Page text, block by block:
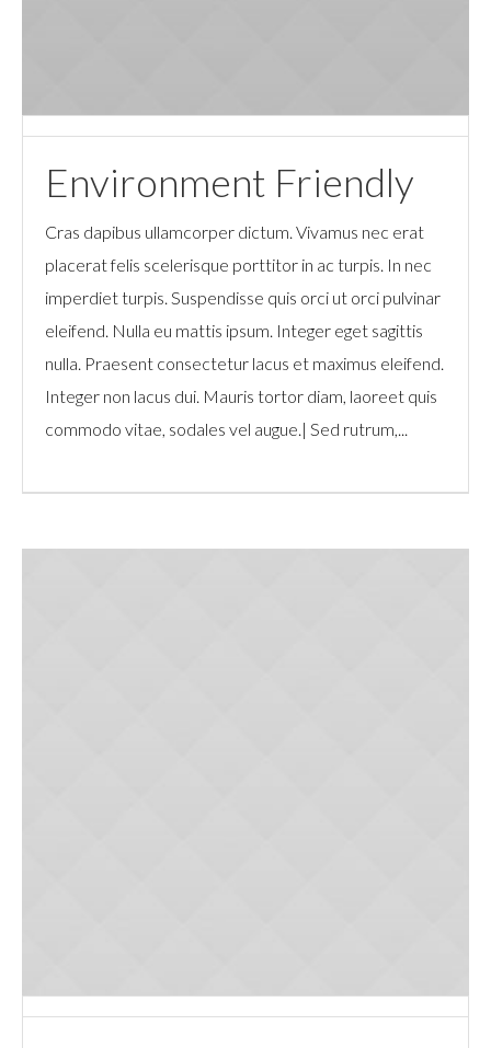
Environment Friendly
Cras dapibus ullamcorper dictum. Vivamus nec erat
placerat felis scelerisque porttitor in ac turpis. In nec
imperdiet turpis. Suspendisse quis orci ut orci pulvinar
eleifend. Nulla eu mattis ipsum. Integer eget sagittis
nulla. Praesent consectetur lacus et maximus eleifend.
Integer non lacus dui. Mauris tortor diam, laoreet quis
commodo vitae, sodales vel augue.| Sed rutrum,...